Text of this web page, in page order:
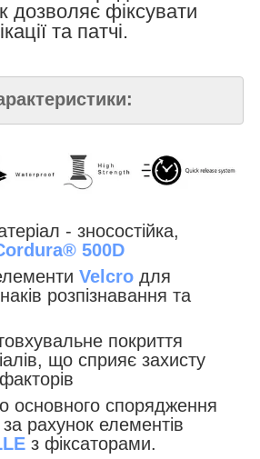
дозволяє фіксувати
та патчі.
- зносостійка,
500D
Velcro для
розпізнавання та
покриття
що сприяє захисту
основного спорядження
рахунок елементів
з фіксаторами.